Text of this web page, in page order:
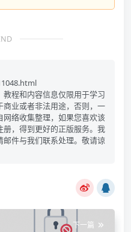
程和内容信息仅限用于学习
业或者非法用途，否则，一
络收集整理，如果您喜欢该
，得到更好的正版服务。我
件与我们联系处理。敬请谅
下一篇